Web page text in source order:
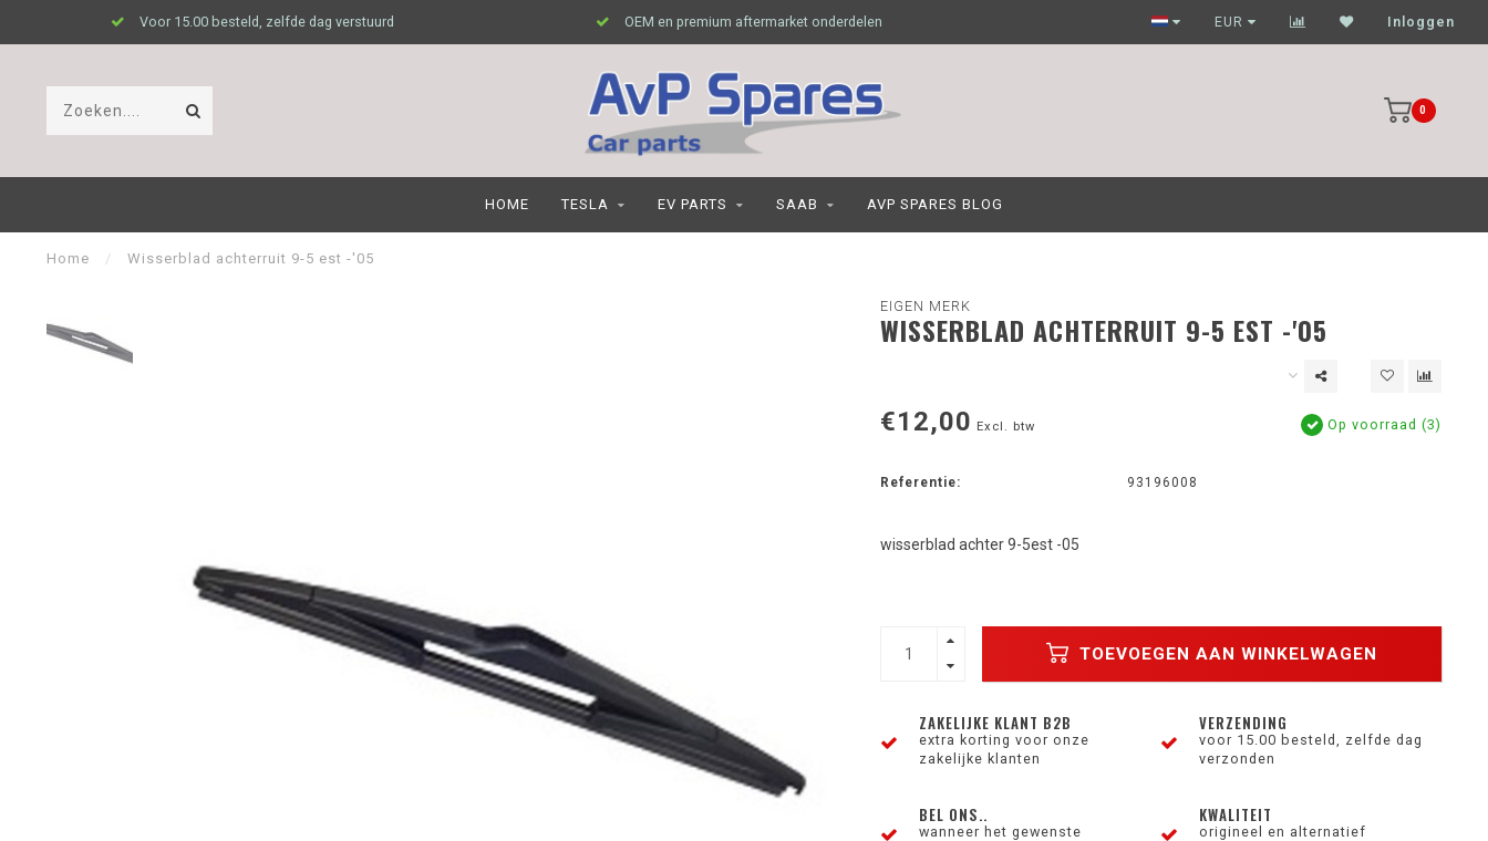
Voor 15.00 besteld, zelfde dag verstuurd OEM en premium aftermarket onderdelen Garagehouders nog scherpere prijzen
EUR Inloggen
0
HOME TESLA EV PARTS SAAB AVP SPARES BLOG
Home / Wisserblad achterruit 9-5 est -'05
EIGEN MERK
WISSERBLAD ACHTERRUIT 9-5 EST -'05
€12,00 Excl. btw Op voorraad (3)
Referentie: 93196008
wisserblad achter 9-5est -05
TOEVOEGEN AAN WINKELWAGEN
ZAKELIJKE KLANT B2B
extra korting voor onze
zakelijke klanten
VERZENDING
voor 15.00 besteld, zelfde dag
verzonden
BEL ONS..
wanneer het gewenste
KWALITEIT
origineel en alternatief